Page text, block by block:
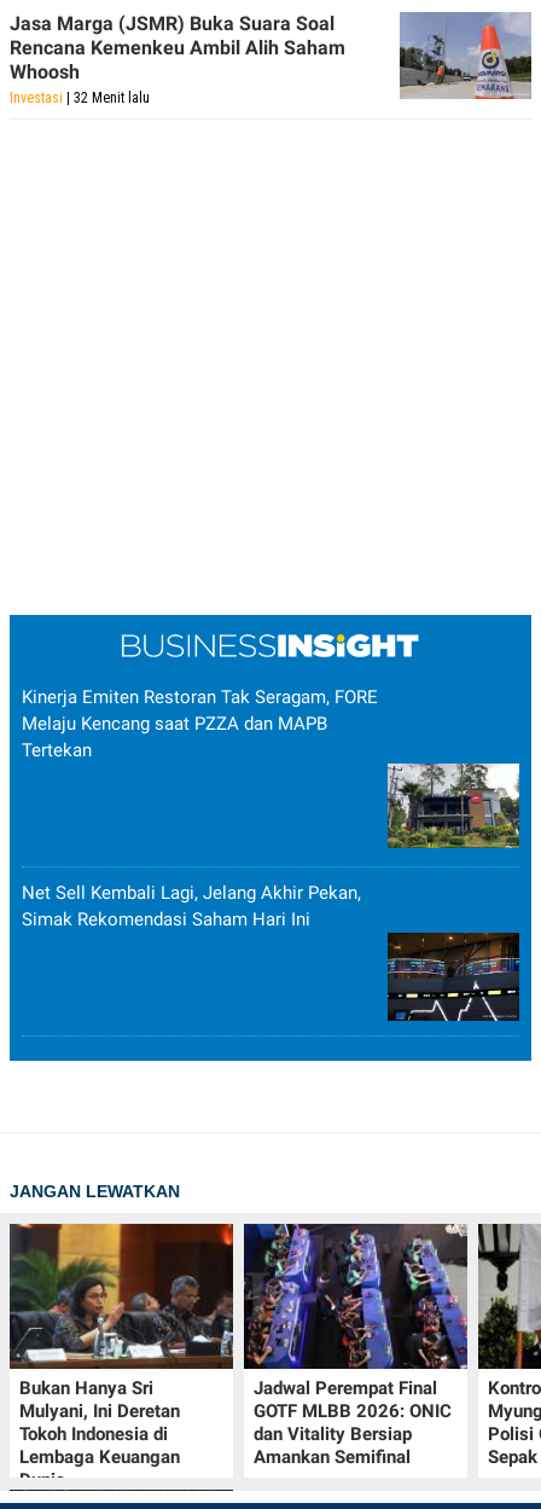
Jasa Marga (JSMR) Buka Suara Soal
Rencana Kemenkeu Ambil Alih Saham
Whoosh
Investasi | 32 Menit lalu
Kinerja Emiten Restoran Tak Seragam, FORE
Melaju Kencang saat PZZA dan MAPB
Tertekan
Net Sell Kembali Lagi, Jelang Akhir Pekan,
Simak Rekomendasi Saham Hari Ini
JANGAN LEWATKAN
Bukan Hanya Sri
Mulyani, Ini Deretan
Tokoh Indonesia di
Lembaga Keuangan
Dunia
Jadwal Perempat Final
GOTF MLBB 2026: ONIC
dan Vitality Bersiap
Amankan Semifinal
Polisi